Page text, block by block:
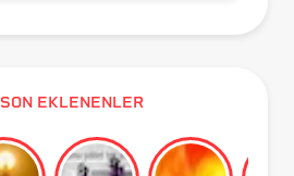
SON EKLENENLER